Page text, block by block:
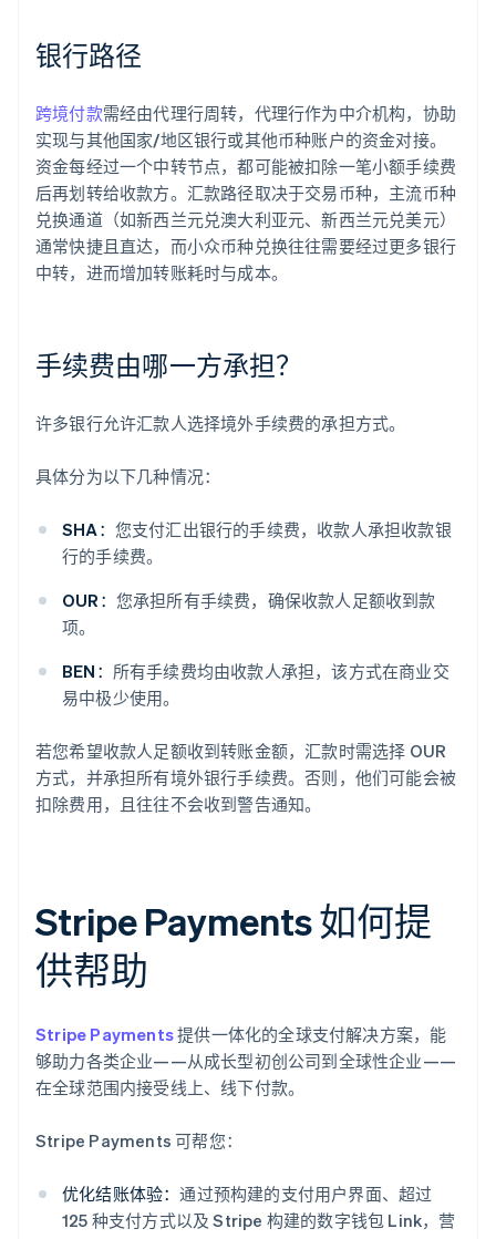
银行路径
跨境付款需经由代理行周转，代理行作为中介机构，协助
实现与其他国家/地区银行或其他币种账户的资金对接。
资金每经过一个中转节点，都可能被扣除一笔小额手续费
后再划转给收款方。汇款路径取决于交易币种，主流币种
兑换通道（如新西兰元兑澳大利亚元、新西兰元兑美元）
通常快捷且直达，而小众币种兑换往往需要经过更多银行
中转，进而增加转账耗时与成本。
手续费由哪一方承担？
许多银行允许汇款人选择境外手续费的承担方式。
具体分为以下几种情况：
SHA： 您支付汇出银行的手续费，收款人承担收款银
行的手续费。
OUR： 您承担所有手续费，确保收款人足额收到款
项。
BEN： 所有手续费均由收款人承担，该方式在商业交
易中极少使用。
若您希望收款人足额收到转账金额，汇款时需选择 OUR
方式，并承担所有境外银行手续费。否则，他们可能会被
扣除费用，且往往不会收到警告通知。
Stripe Payments 如何提
供帮助
Stripe Payments提供一体化的全球支付解决方案，能
够助力各类企业——从成长型初创公司到全球性企业——
在全球范围内接受线上、线下付款。
Stripe Payments 可帮您：
优化结账体验：通过预构建的支付用户界面、超过
125 种支付方式以及 Stripe 构建的数字钱包 Link，营